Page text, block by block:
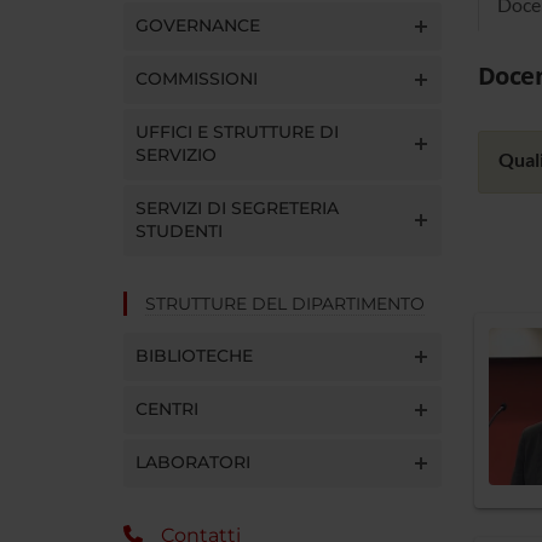
GOVERNANCE
COMMISSIONI
UFFICI E STRUTTURE DI
SERVIZIO
SERVIZI DI SEGRETERIA
STUDENTI
STRUTTURE DEL DIPARTIMENTO
BIBLIOTECHE
CENTRI
LABORATORI
Contatti